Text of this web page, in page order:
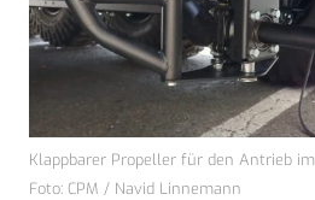
Klappbarer Propeller für den Antrieb im
Foto: CPM / Navid Linnemann